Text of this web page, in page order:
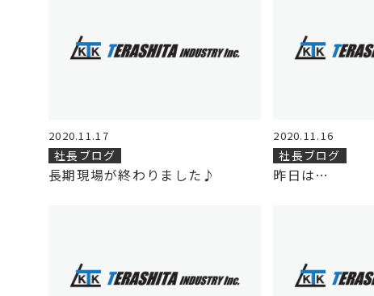
2020.11.17
社長ブログ
長期現場が終わりました♪
2020.11.16
社長ブログ
昨日は…